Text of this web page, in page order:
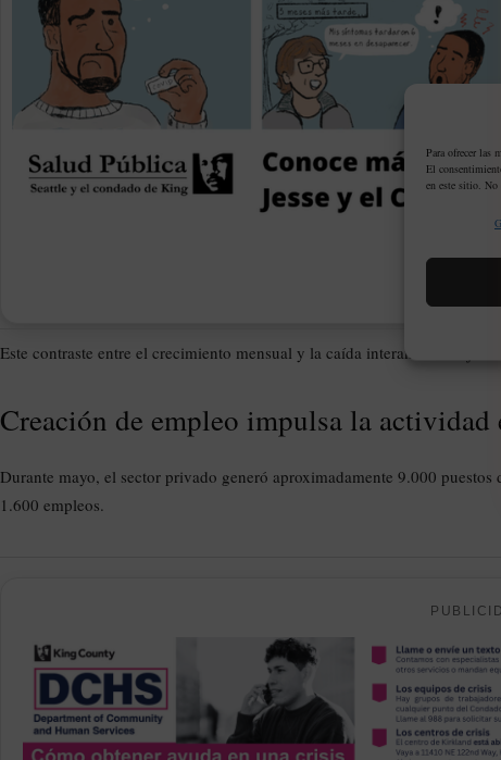
Para ofrecer las
El
en este sitio. No
Este contraste entre el crecimiento mensual y la caída interanual refleja
Creación de empleo impulsa la actividad
Durante mayo, el sector privado generó aproximadamente 9.000
1.600 empleos.